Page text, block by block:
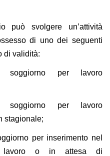
può svolgere un’attività
di uno dei seguenti
di validità:
soggiorno per lavoro
soggiorno per lavoro
stagionale;
per inserimento nel
lavoro o in attesa di